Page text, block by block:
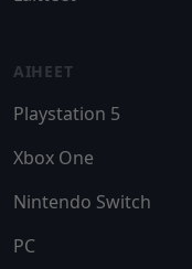
AIHEET
Playstation 5
Xbox One
Nintendo Switch
PC